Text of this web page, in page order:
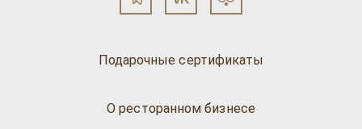
Подарочные сертификаты
О ресторанном бизнесе